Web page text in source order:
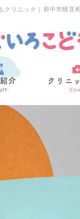
クリニック｜府中市晴
介 クリニ